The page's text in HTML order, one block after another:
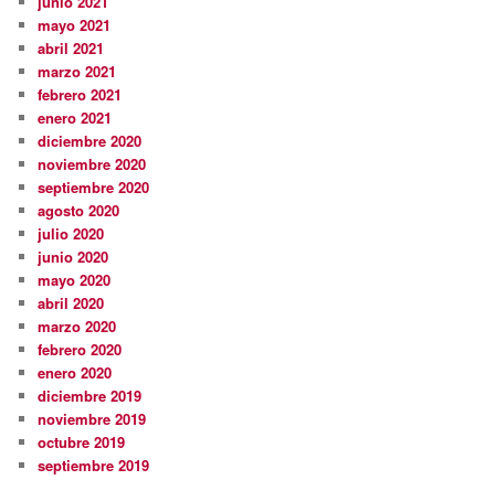
mayo 2021
abril 2021
marzo 2021
febrero 2021
enero 2021
diciembre 2020
noviembre 2020
septiembre 2020
agosto 2020
julio 2020
junio 2020
mayo 2020
abril 2020
marzo 2020
febrero 2020
enero 2020
diciembre 2019
noviembre 2019
octubre 2019
septiembre 2019